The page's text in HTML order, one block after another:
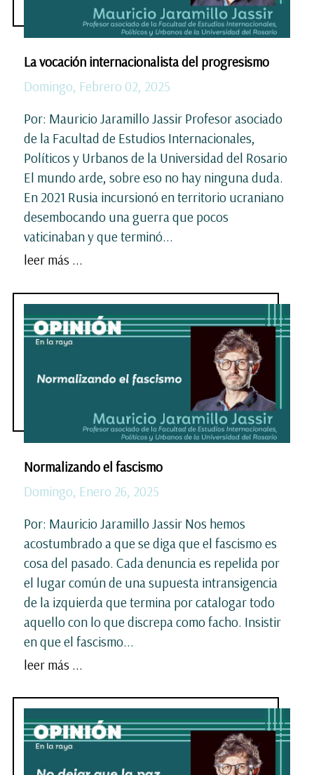
La vocación internacionalista del progresismo
Domingo, Febrero 02, 2025
Por: Mauricio Jaramillo Jassir Profesor asociado
de la Facultad de Estudios Internacionales,
Políticos y Urbanos de la Universidad del Rosario
El mundo arde, sobre eso no hay ninguna duda.
En 2021 Rusia incursionó en territorio ucraniano
desembocando una guerra que pocos
vaticinaban y que terminó...
leer más ...
Normalizando el fascismo
Domingo, Enero 26, 2025
Por: Mauricio Jaramillo Jassir Nos hemos
acostumbrado a que se diga que el fascismo es
cosa del pasado. Cada denuncia es repelida por
el lugar común de una supuesta intransigencia
de la izquierda que termina por catalogar todo
aquello con lo que discrepa como facho. Insistir
en que el fascismo...
leer más ...